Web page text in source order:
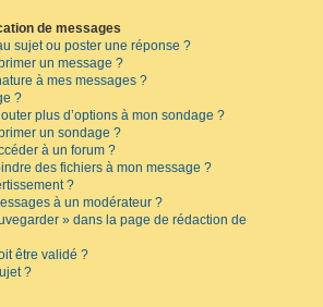
de messages
sujet ou poster une réponse ?
un message ?
à mes messages ?
?
plus d’options à mon sondage ?
un sondage ?
à un forum ?
des fichiers à mon message ?
?
à un modérateur ?
» dans la page de rédaction de
être validé ?
?